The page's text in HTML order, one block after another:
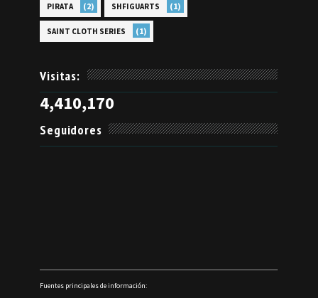
PIRATA (2) SHFIGUARTS (1)
SAINT CLOTH SERIES (1)
Visitas:
4,410,170
Seguidores
Fuentes principales de información: